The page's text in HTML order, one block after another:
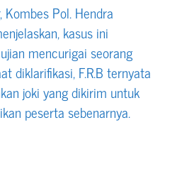
Pol. Hendra
kasus ini
mencurigai seorang
diklarifikasi, F.R.B ternyata
joki yang dikirim untuk
peserta sebenarnya.